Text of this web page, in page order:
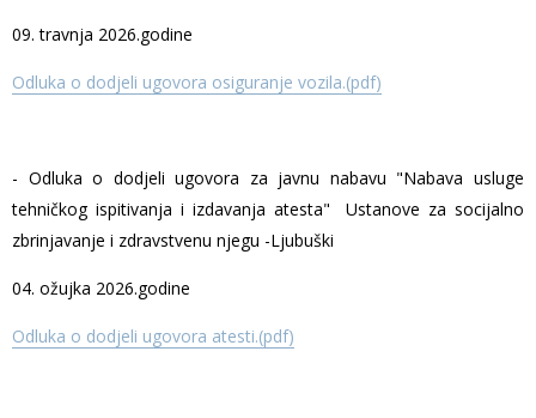
09. travnja 2026.godine
Odluka o dodjeli ugovora osiguranje vozila.(pdf)
- Odluka o dodjeli ugovora za javnu nabavu "Nabava usluge
tehničkog ispitivanja i izdavanja atesta" Ustanove za socijalno
zbrinjavanje i zdravstvenu njegu -Ljubuški
04. ožujka 2026.godine
Odluka o dodjeli ugovora atesti.(pdf)